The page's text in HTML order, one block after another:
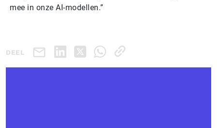
mee in onze AI-modellen.”
DEEL